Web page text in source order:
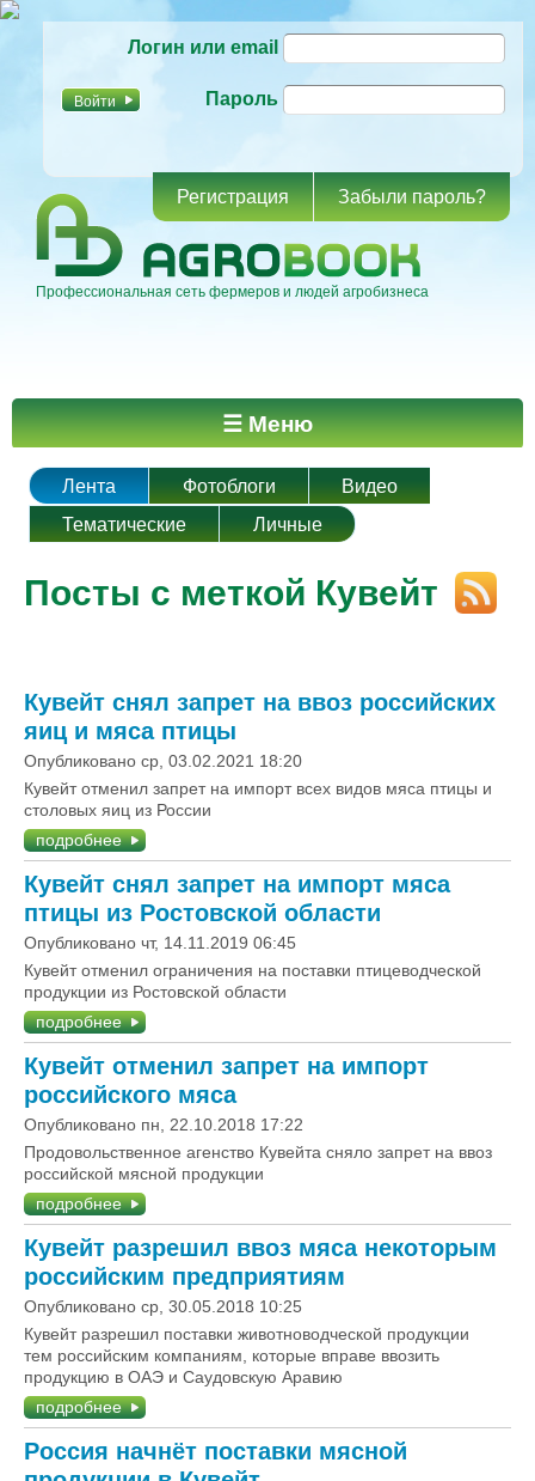
основному
Логин или email
Пароль
Регистрация Забыли пароль?
Профессиональная сеть фермеров и людей агробизнеса
Главное меню ☰ Меню
Лента Фотоблоги
Видео
Тематические
Личные
Посты с меткой Кувейт
Кувейт снял запрет на ввоз российских
яиц и мяса птицы
Опубликовано ср, 03.02.2021 18:20
Кувейт отменил запрет на импорт всех видов мяса птицы и
столовых яиц из России
подробнее
Кувейт снял запрет на импорт мяса
птицы из Ростовской области
Опубликовано чт, 14.11.2019 06:45
Кувейт отменил ограничения на поставки птицеводческой
продукции из Ростовской области
подробнее
Кувейт отменил запрет на импорт
российского мяса
Опубликовано пн, 22.10.2018 17:22
Продовольственное агенство Кувейта сняло запрет на ввоз
российской мясной продукции
подробнее
Кувейт разрешил ввоз мяса некоторым
российским предприятиям
Опубликовано ср, 30.05.2018 10:25
Кувейт разрешил поставки животноводческой продукции
тем российским компаниям, которые вправе ввозить
продукцию в ОАЭ и Саудовскую Аравию
подробнее
Россия начнёт поставки мясной